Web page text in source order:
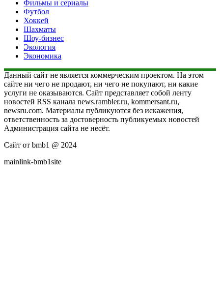
Фильмы и сериалы
Футбол
Хоккей
Шахматы
Шоу-бизнес
Экология
Экономика
Данный сайт не является коммерческим проектом. На этом
сайте ни чего не продают, ни чего не покупают, ни какие
услуги не оказываются. Сайт представляет собой ленту
новостей RSS канала news.rambler.ru, kommersant.ru,
newsru.com. Материалы публикуются без искажения,
ответственность за достоверность публикуемых новостей
Администрация сайта не несёт.
Сайт от bmb1 @ 2024
mainlink-bmb1site